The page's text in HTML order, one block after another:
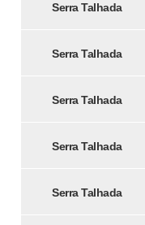
Serra Talhada
Serra Talhada
Serra Talhada
Serra Talhada
Serra Talhada